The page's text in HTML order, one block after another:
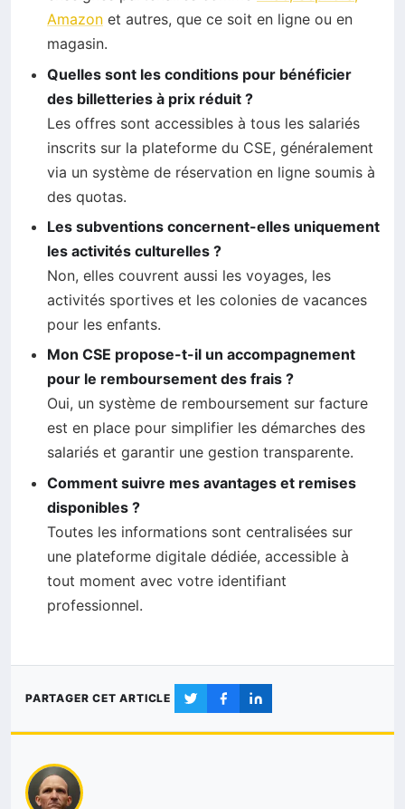
Amazon et autres, que ce soit en ligne ou en
magasin.
Quelles sont les conditions pour bénéficier
des billetteries à prix réduit ?
Les offres sont accessibles à tous les salariés
inscrits sur la plateforme du CSE, généralement
via un système de réservation en ligne soumis à
des quotas.
Les subventions concernent-elles uniquement
les activités culturelles ?
Non, elles couvrent aussi les voyages, les
activités sportives et les colonies de vacances
pour les enfants.
Mon CSE propose-t-il un accompagnement
pour le remboursement des frais ?
Oui, un système de remboursement sur facture
est en place pour simplifier les démarches des
salariés et garantir une gestion transparente.
Comment suivre mes avantages et remises
disponibles ?
Toutes les informations sont centralisées sur
une plateforme digitale dédiée, accessible à
tout moment avec votre identifiant
professionnel.
PARTAGER CET ARTICLE